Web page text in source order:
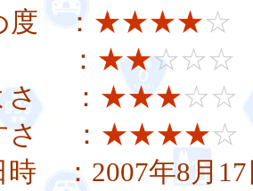
度 ： ★★★★☆
： ★★☆☆☆
さ ： ★★★☆☆
さ ： ★★★★☆
時 ：2007年8月17